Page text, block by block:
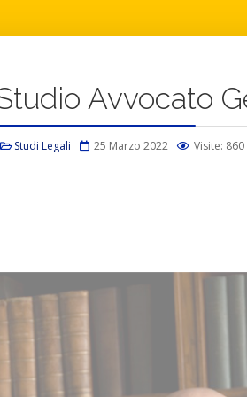
Avvocato
Studi Legali 25 Marzo 2022 Visite: 860